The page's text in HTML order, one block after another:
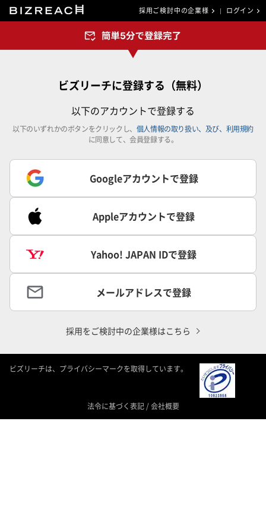
採用ご検討中の企業様 ログイン
ビズリーチに登録する（無料）
以下のアカウントで登録する
以下のいずれかのボタンをクリックし、 個人情報の取り扱い、及び、利用規約
に同意して、会員登録する。
Googleアカウントで登録
Appleアカウントで登録
Yahoo! JAPAN IDで登録
メールアドレスで登録
採用をご検討中の企業様はこちら
ビズリーチは、プライバシーマークを取得しています。
法令に基づく表記 /会社概要